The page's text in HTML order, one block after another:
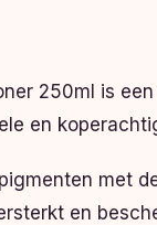
250ml is
en
met
en